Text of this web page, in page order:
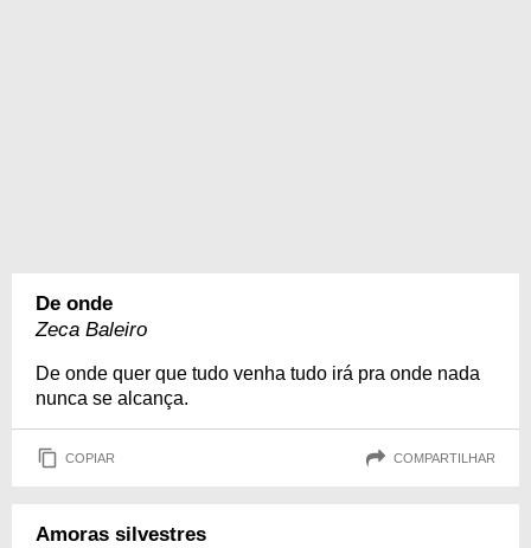
De onde
Zeca Baleiro
De onde quer que tudo venha tudo irá pra onde nada
nunca se alcança.
COPIAR COMPARTILHAR
Amoras silvestres